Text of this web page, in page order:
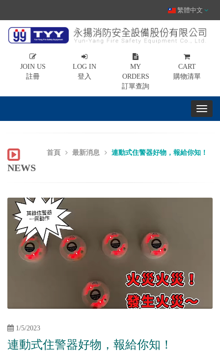
繁體中文
JOIN US
註冊
LOG IN
登入
MY
ORDERS
訂單查詢
CART
購物清單
首頁 最新消息 連動式住警器好物，報給你知！
NEWS
1/5/2023
連動式住警器好物，報給你知！